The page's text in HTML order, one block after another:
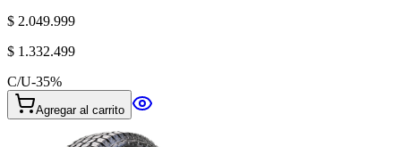
$ 2.049.999
$ 1.332.499
C/U-35%
Agregar al carrito